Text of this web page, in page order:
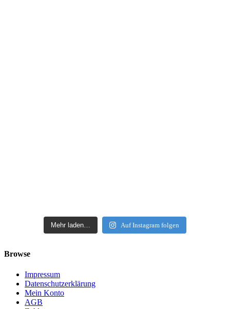
Mehr laden… Auf Instagram folgen
Browse
Impressum
Datenschutzerklärung
Mein Konto
AGB